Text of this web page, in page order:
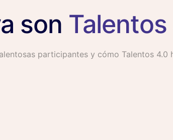
son
participantes y cómo Talentos 4.0